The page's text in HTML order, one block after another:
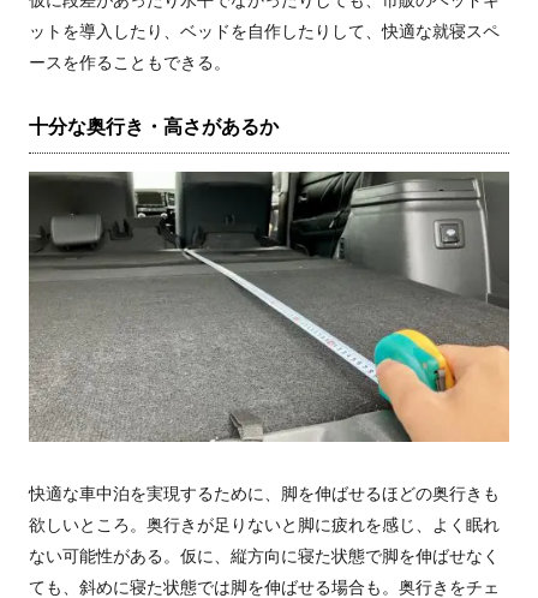
ットを導入したり、ベッドを自作したりして、快適な就寝スペ
ースを作ることもできる。
十分な奥行き・高さがあるか
快適な車中泊を実現するために、脚を伸ばせるほどの奥行きも
欲しいところ。奥行きが足りないと脚に疲れを感じ、よく眠れ
ない可能性がある。仮に、縦方向に寝た状態で脚を伸ばせなく
ても、斜めに寝た状態では脚を伸ばせる場合も。奥行きをチェ